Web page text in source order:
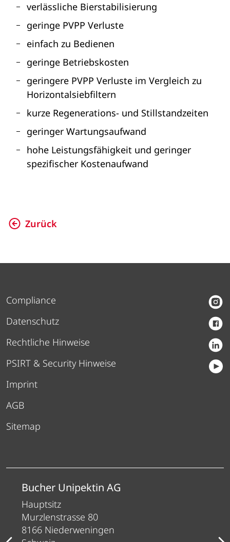
verlässliche Bierstabilisierung
geringe PVPP Verluste
einfach zu Bedienen
geringe Betriebskosten
geringere PVPP Verluste im Vergleich zu
Horizontalsiebfiltern
kurze Regenerations- und Stillstandzeiten
geringer Wartungsaufwand
hohe Leistungsfähigkeit und geringer
spezifischer Kostenaufwand
Zurück
Compliance
Datenschutz
Rechtliche Hinweise
PSIRT & Security Hinweise
Imprint
AGB
Sitemap
Bucher Unipektin AG
Hauptsitz
Murzlenstrasse 80
8166 Niederweningen